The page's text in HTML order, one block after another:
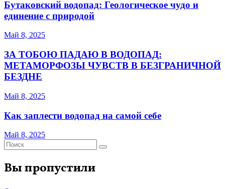
Бутаковский водопад: Геологическое чудо и
единение с природой
Май 8, 2025
ЗА ТОБОЮ ПАДАЮ В ВОДОПАД:
МЕТАМОРФОЗЫ ЧУВСТВ В БЕЗГРАНИЧНОЙ
БЕЗДНЕ
Май 8, 2025
Как заплести водопад на самой себе
Май 8, 2025
Вы пропустили